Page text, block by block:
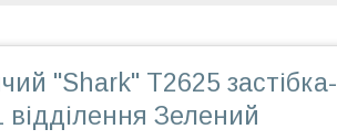
"Shark" T2625 застібка-
відділення Зелений